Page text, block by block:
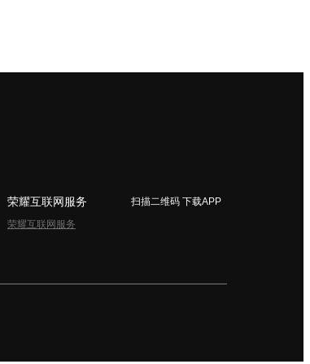
荣耀互联网服务
荣耀互联网服务
扫描二维码 下载APP